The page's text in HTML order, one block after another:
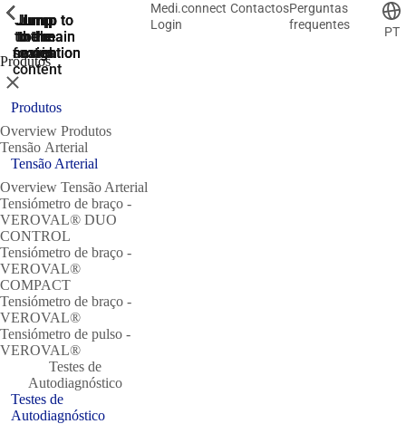
Jump
to the
search
Jump to
the main
navigation
Jump to
the main
navigation
Jump
to the
main
content
Jump
to the
footer
Medi.connect
Login
ContactosPerguntas
frequentes
PT
Produtos
ShowPrevious
Close
Produtos
Overview Produtos
Tensão Arterial
ShowPrevious
Tensão Arterial
Overview Tensão Arterial
Tensiómetro de braço -
VEROVAL® DUO
CONTROL
Tensiómetro de braço -
VEROVAL®
COMPACT
Tensiómetro de braço -
VEROVAL®
Tensiómetro de pulso -
VEROVAL®
Testes de
Autodiagnóstico
ShowPrevious
Testes de
Autodiagnóstico
ShowPrevious
ShowPrevious
ShowPrevious
ShowPrevious